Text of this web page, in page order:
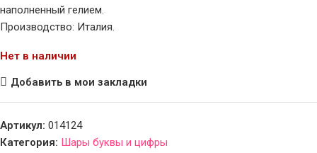
наполненный гелием.
Производство: Италия.
Нет в наличии
Добавить в мои закладки
Артикул: 014124
Категория: Шары буквы и цифры